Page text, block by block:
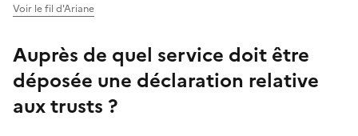
Voir le fil d'Ariane
Auprès de quel service doit être
déposée une déclaration relative
aux trusts ?